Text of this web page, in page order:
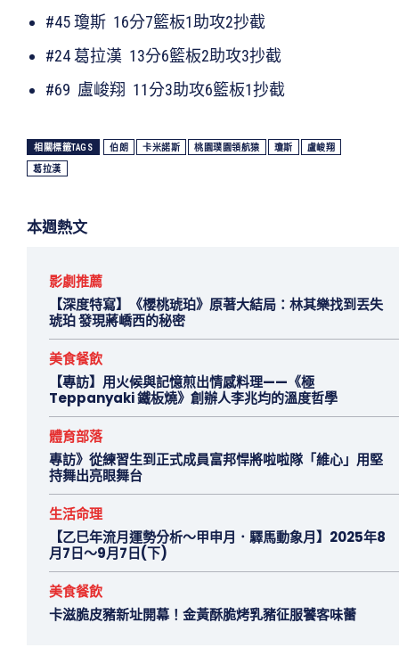
#45 瓊斯 16分7籃板1助攻2抄截
#24 葛拉漢 13分6籃板2助攻3抄截
#69 盧峻翔 11分3助攻6籃板1抄截
相關標籤TAGS 伯朗 卡米諾斯 桃園璞園領航猿 瓊斯 盧峻翔
葛拉漢
本週熱文
影劇推薦
【深度特寫】《櫻桃琥珀》原著大結局：林其樂找到丟失
琥珀 發現蔣嶠西的秘密
美食餐飲
【專訪】用火候與記憶煎出情感料理——《極
Teppanyaki 鐵板燒》創辦人李兆均的溫度哲學
體育部落
專訪》從練習生到正式成員富邦悍將啦啦隊「維心」用堅
持舞出亮眼舞台
生活命理
【乙巳年流月運勢分析～甲申月．驛馬動象月】2025年8
月7日～9月7日(下)
美食餐飲
卡滋脆皮豬新址開幕！金黃酥脆烤乳豬征服饕客味蕾